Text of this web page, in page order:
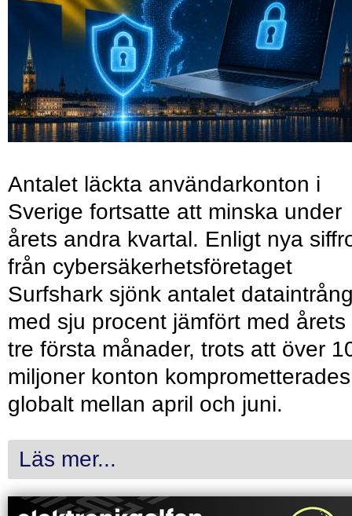
Antalet läckta användarkonton i
Sverige fortsatte att minska under
årets andra kvartal. Enligt nya
från cybersäkerhetsföretaget
Surfshark sjönk antalet
med sju procent jämfört med årets
tre första månader, trots att över
miljoner konton komprometterades
globalt mellan april och juni.
Läs mer...